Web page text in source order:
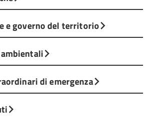
e governo del territorio
di emergenza